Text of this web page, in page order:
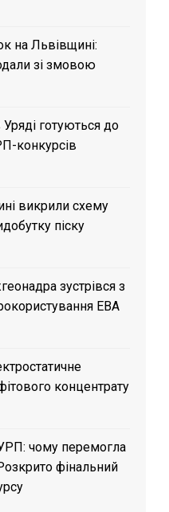
на Львівщині:
зі змовою
готуються до
конкурсів
викрили схему
піску
зустрівся з
EBA
концентрату
чому перемогла
фінальний